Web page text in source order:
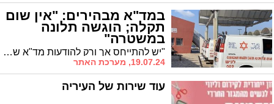
במד"א מבהירים: "אין שום
תקלה; הוגשה תלונה
במשטרה"
"יש להתייחס אך ורק להודעות מד"א שהופצו ישירות בקבוצות דוברות מד"א. בהקשר זה יודגש כי כל קווי החירום 101 של מד"א פועלים כסדרם ואין שום תקלה", הבהירו במד"א
19.07.24, מערכת האתר
עוד שירות של העיריה